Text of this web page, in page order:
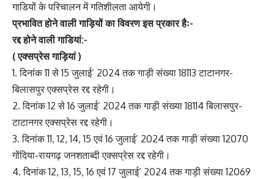
गाडियों के परिचालन में गतिशीलता आयेगी।
प्रभावित होने वाली गाड़ियों का विवरण इस प्रकार हैः-
रद्द होने वाली गाडियां:-
( एक्सप्रेस गाड़ियां )
1. दिनांक 11 से 15 जुलाई’ 2024 तक गाड़ी संख्या 18113 टाटानगर-
बिलासपुर एक्सप्रेस रद्द रहेगी।
2. दिनांक 12 से 16 जुलाई’ 2024 तक गाड़ी संख्या 18114 बिलासपुर-
टाटानगर एक्सप्रेस रद्द रहेगी।
3. दिनांक 11, 12, 14, 15 एवं 16 जुलाई’ 2024 तक गाड़ी संख्या 12070
गोंदिया-रायगढ़ जनशताब्दी एक्सप्रेस रद्द रहेगी।
4. दिनांक 12, 13, 15, 16 एवं 17 जुलाई’ 2024 तक गाड़ी संख्या 12069